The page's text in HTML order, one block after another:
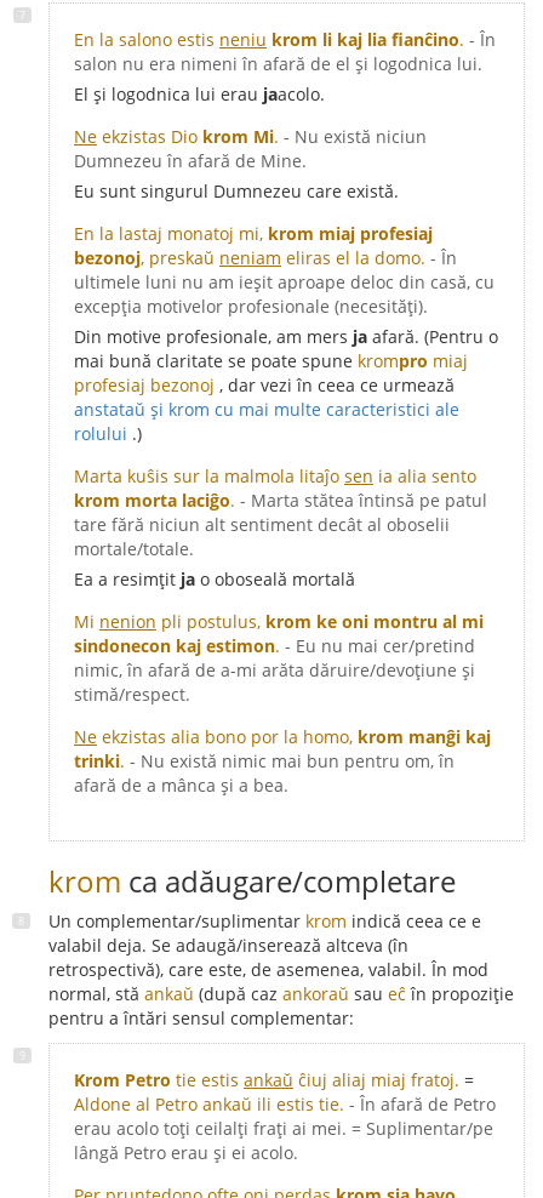
En la salono estis neniu krom li kaj lia fianĉino. - În
salon nu era nimeni în afară de el și logodnica lui.
El și logodnica lui erau jaacolo.
Ne ekzistas Dio krom Mi. - Nu există niciun
Dumnezeu în afară de Mine.
Eu sunt singurul Dumnezeu care există.
En la lastaj monatoj mi, krom miaj profesiaj
bezonoj, preskaŭ neniam eliras el la domo. - În
ultimele luni nu am ieșit aproape deloc din casă, cu
excepția motivelor profesionale (necesități).
Din motive profesionale, am mers ja afară. (Pentru o
mai bună claritate se poate spune krompro miaj
profesiaj bezonoj , dar vezi în ceea ce urmează
anstataŭ și krom cu mai multe caracteristici ale
rolului .)
Marta kuŝis sur la malmola litaĵo sen ia alia sento
krom morta laciĝo. - Marta stătea întinsă pe patul
tare fără niciun alt sentiment decât al oboselii
mortale/totale.
Ea a resimțit ja o oboseală mortală
Mi nenion pli postulus, krom ke oni montru al mi
sindonecon kaj estimon. - Eu nu mai cer/pretind
nimic, în afară de a-mi arăta dăruire/devoțiune și
stimă/respect.
Ne ekzistas alia bono por la homo, krom manĝi kaj
trinki. - Nu există nimic mai bun pentru om, în
afară de a mânca și a bea.
krom ca adăugare/completare
Un complementar/suplimentar krom indică ceea ce e
valabil deja. Se adaugă/inserează altceva (în
retrospectivă), care este, de asemenea, valabil. În mod
normal, stă ankaŭ (după caz ankoraŭ sau eĉ în propoziție
pentru a întări sensul complementar:
Krom Petro tie estis ankaŭ ĉiuj aliaj miaj fratoj. =
Aldone al Petro ankaŭ ili estis tie. - În afară de Petro
erau acolo toți ceilalți frați ai mei. = Suplimentar/pe
lângă Petro erau și ei acolo.